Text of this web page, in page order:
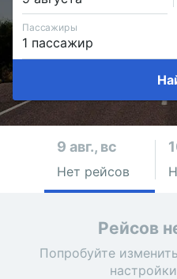
Пассажиры
9 авг., вс
Нет рейсов
Рейсов
Попробуйте